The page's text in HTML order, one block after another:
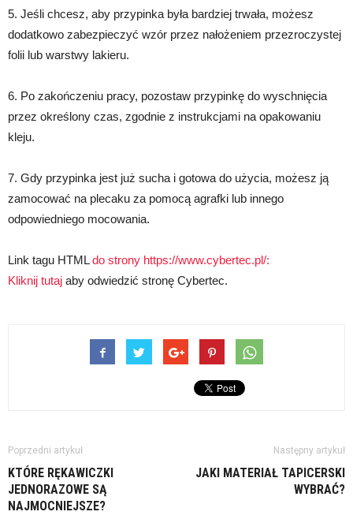
5. Jeśli chcesz, aby przypinka była bardziej trwała, możesz
dodatkowo zabezpieczyć wzór przez nałożeniem przezroczystej
folii lub warstwy lakieru.
6. Po zakończeniu pracy, pozostaw przypinkę do wyschnięcia
przez określony czas, zgodnie z instrukcjami na opakowaniu
kleju.
7. Gdy przypinka jest już sucha i gotowa do użycia, możesz ją
zamocować na plecaku za pomocą agrafki lub innego
odpowiedniego mocowania.
Link tagu HTMLdo strony https://www.cybertec.pl/:
Kliknij tutaj aby odwiedzić stronę Cybertec.
Poprzedni artykuł
KTÓRE RĘKAWICZKI
JEDNORAZOWE SĄ
NAJMOCNIEJSZE?
Następny artykuł
JAKI MATERIAŁ TAPICERSKI
WYBRAĆ?